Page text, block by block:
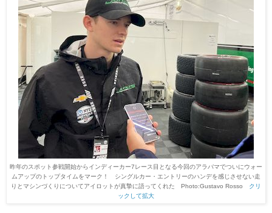
昨年のスポット参戦開始からインディーカー7レース目となる今回のアラバマでついにウォー
ムアップのトップタイムをマーク！ シングルカー・エントリーのハンデを感じさせない走
りとマシンづくりについてアイロットが真摯に語ってくれた Photo:Gustavo Rosso クリ
ックして拡大